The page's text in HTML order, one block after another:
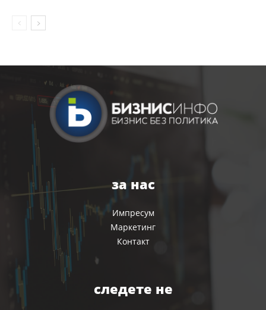
за нас
Импресум
Маркетинг
Контакт
следете не